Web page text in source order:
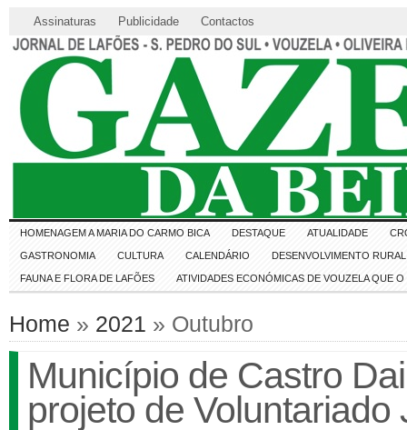
Assinaturas Publicidade Contactos
HOMENAGEM A MARIA DO CARMO BICA DESTAQUE ATUALIDADE
GASTRONOMIA CULTURA CALENDÁRIO DESENVOLVIMENTO RURAL
FAUNA E FLORA DE LAFÕES ATIVIDADES ECONÓMICAS DE VOUZELA QUE
Home » 2021 » Outubro
Município de Castro
projeto de Voluntariado